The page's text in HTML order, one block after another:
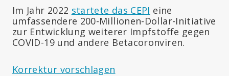
Im Jahr 2022 startete das CEPI eine
umfassendere 200-Millionen-Dollar-Initiative
zur Entwicklung weiterer Impfstoffe gegen
COVID-19 und andere Betacoronviren.
Korrektur vorschlagen